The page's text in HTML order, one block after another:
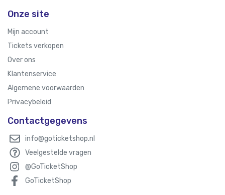
Onze site
Mijn account
Tickets verkopen
Over ons
Klantenservice
Algemene voorwaarden
Privacybeleid
Contactgegevens
info@goticketshop.nl
Veelgestelde vragen
@GoTicketShop
GoTicketShop